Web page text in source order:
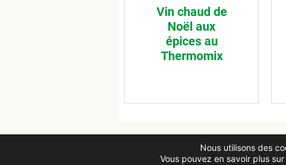
Vin chaud de
Noël aux
épices au
Thermomix
© Recettes au Robot Thermomix 2026
Nous utilisons des
Vous pouvez en savoir plus